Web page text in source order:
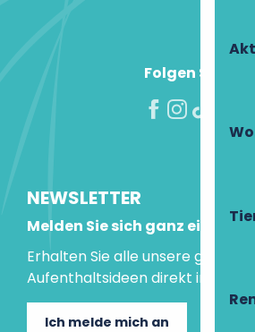
Folgen Sie uns!
NEWSLETTER
Melden Sie sich ganz einfach
Erhalten Sie alle unsere guten
Aufenthaltsideen direkt in Ihre
Ich melde mich an